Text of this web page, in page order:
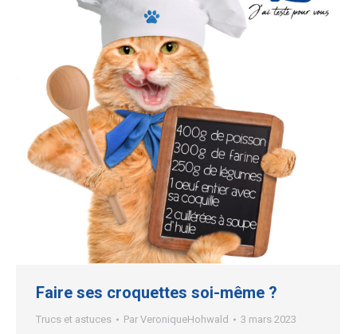
Faire ses croquettes soi-même ?
Trucs et astuces Par VeroniqueHohwald 3 mars 2023